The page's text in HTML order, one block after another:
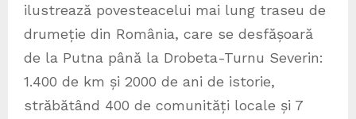
ilustrează povesteacelui mai lung traseu de
drumeție din România, care se desfășoară
de la Putna până la Drobeta-Turnu Severin:
1.400 de km și 2000 de ani de istorie,
străbătând 400 de comunități locale și 7